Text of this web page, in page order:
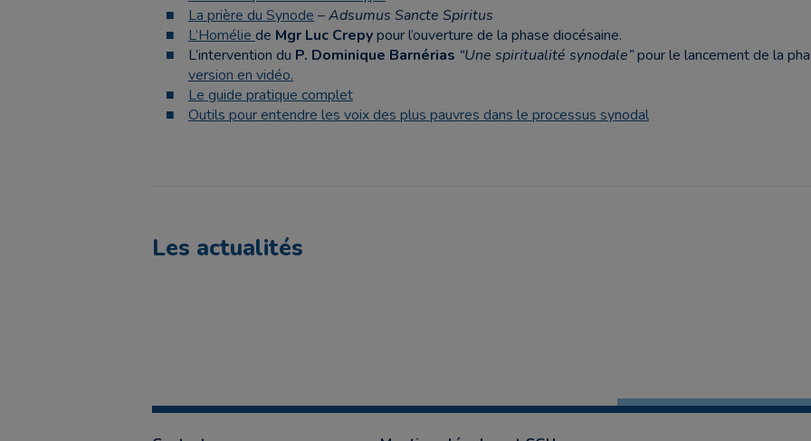
La prière du Synode –Adsumus Sancte Spiritus
L’Homélie de Mgr Luc Crepypour l’ouverture de la phase diocésaine.
L’intervention du P. Dominique Barnérias “Une spiritualité synodale”pour le lancement de la
version en vidéo.
Le guide pratique complet
Outils pour entendre les voix des plus pauvres dans le processus synodal
Les actualités